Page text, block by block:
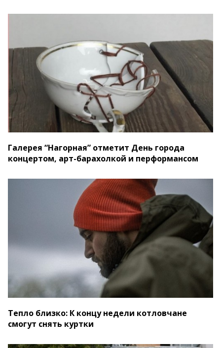
Галерея “Нагорная” отметит День города
концертом, арт-барахолкой и перформансом
Тепло близко: К концу недели котловчане
смогут снять куртки